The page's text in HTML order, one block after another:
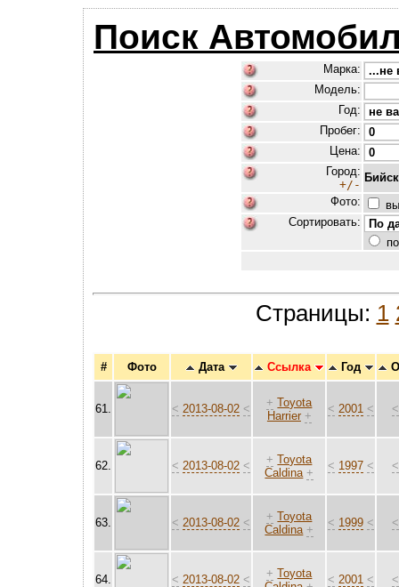
Поиск
Марка:
Модель:
Год:
Пробег:
Цена:
Город:
+/-
Бийск
Фото:
Сортировать:
Страницы: 1
# Фото Дата Ссылка Год
61. < 2013-08-02 < + Toyota
Harrier +
< 2001 < <
62. < 2013-08-02 < + Toyota
Caldina +
< 1997 < <
63. < 2013-08-02 < + Toyota
Caldina +
< 1999 < <
64. < 2013-08-02 < + Toyota
< 2001 < <